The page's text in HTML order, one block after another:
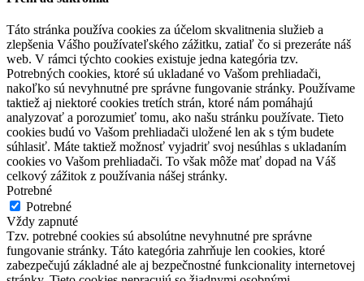
Táto stránka používa cookies za účelom skvalitnenia služieb a
zlepšenia Vášho používateľského zážitku, zatiaľ čo si prezeráte náš
web. V rámci týchto cookies existuje jedna kategória tzv.
Potrebných cookies, ktoré sú ukladané vo Vašom prehliadači,
nakoľko sú nevyhnutné pre správne fungovanie stránky. Používame
taktiež aj niektoré cookies tretích strán, ktoré nám pomáhajú
analyzovať a porozumieť tomu, ako našu stránku používate. Tieto
cookies budú vo Vašom prehliadači uložené len ak s tým budete
súhlasiť. Máte taktiež možnosť vyjadriť svoj nesúhlas s ukladaním
cookies vo Vašom prehliadači. To však môže mať dopad na Váš
celkový zážitok z používania nášej stránky.
Potrebné
Potrebné
Vždy zapnuté
Tzv. potrebné cookies sú absolútne nevyhnutné pre správne
fungovanie stránky. Táto kategória zahrňuje len cookies, ktoré
zabezpečujú základné ale aj bezpečnostné funkcionality internetovej